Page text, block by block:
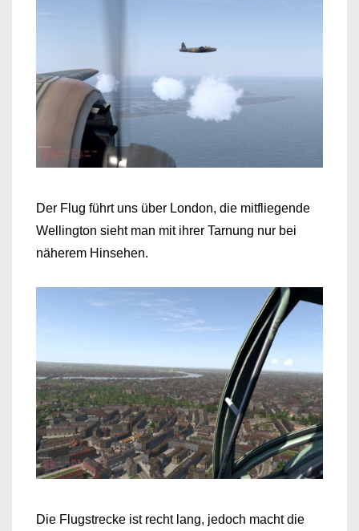
Der Flug führt uns über London, die mitfliegende
Wellington sieht man mit ihrer Tarnung nur bei
näherem Hinsehen.
Die Flugstrecke ist recht lang, jedoch macht die